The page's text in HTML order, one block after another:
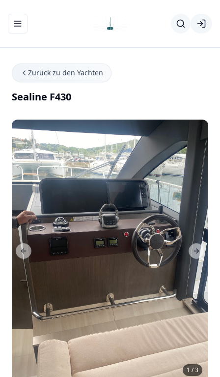
Navigationsmenü ein-/ausblenden
Zurück zu den Yachten
Sealine F430
1 / 3
Previous Slide Next